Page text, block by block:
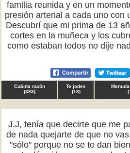
familia reunida y en un
presión arterial a cada uno con
Descubrí que mi prima de 13
cortes en la muñeca y los
como estaban todos no dije
Cuánta razón
(393)
Te jodes
(18)
(
J.J, tenía que decirte que me
de nada quejarte de que no
"sólo" porque no se te dan